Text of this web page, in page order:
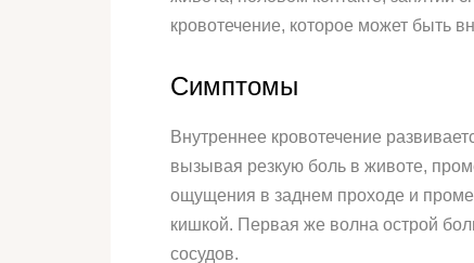
кровотечение, которое может быть
Симптомы
Внутреннее кровотечение
вызывая резкую боль в животе,
ощущения в заднем проходе и
кишкой. Первая же волна острой
сосудов.